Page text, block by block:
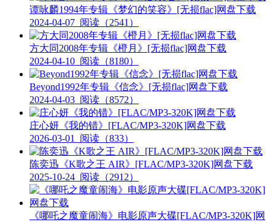
谭咏麟1994年专辑《梦幻的笑容》[无损flac]网盘下载
2024-04-07 阅读（2541）
方大同2008年专辑《橙月》[无损flac]网盘下载
2024-04-10 阅读（8180）
Beyond1992年专辑《信念》[无损flac]网盘下载
2024-04-03 阅读（8572）
庄心妍《我的错》[FLAC/MP3-320K]网盘下载
2026-03-01
阅读（833）
陈奕迅《K歌之王 AIR》[FLAC/MP3-320K]网盘下载
2025-10-24 阅读（2912）
《哪吒之魔童闹海》电影原声大碟[FLAC/MP3-320K]网